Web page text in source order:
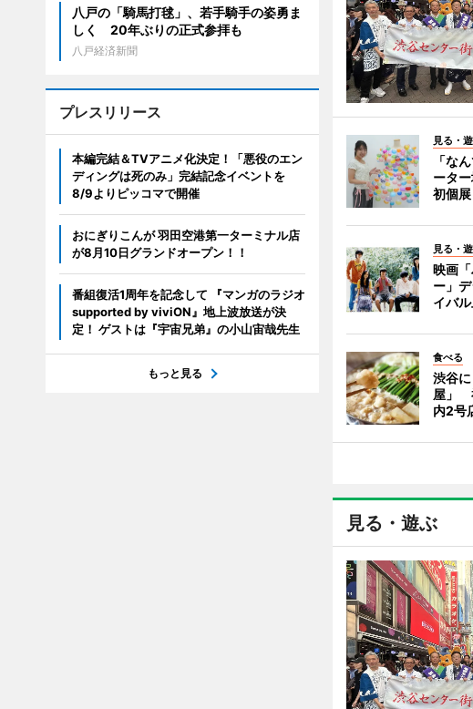
見る・
「な
ータ
初個展
見る・
映画
ー」
イバ
食べる
渋谷
屋」
内2号
見る・遊ぶ
八戸の「騎馬打毬」、若手騎手の姿勇ま
しく 20年ぶりの正式参拝も
八戸経済新聞
プレスリリース
本編完結＆TVアニメ化決定！「悪役のエン
ディングは死のみ」完結記念イベントを
8/9よりピッコマで開催
おにぎりこんが 羽田空港第一ターミナル店
が8月10日グランドオープン！！
番組復活1周年を記念して 『マンガのラジオ
supported by viviON』地上波放送が決
定！ ゲストは『宇宙兄弟』の小山宙哉先生
もっと見る